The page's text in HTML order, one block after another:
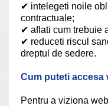
✔ intelegeti noile
contractuale;
✔ aflati cum trebuie
✔ reduceti riscul
dreptul de sedere.
Cum puteti accesa
Pentru a viziona